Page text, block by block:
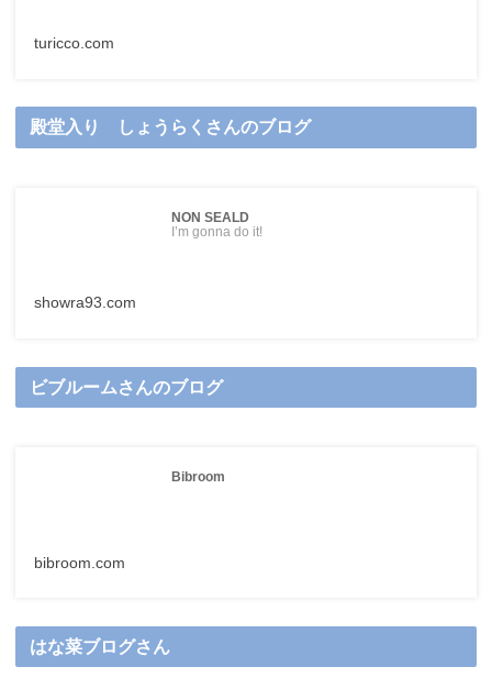
turicco.com
殿堂入り しょうらくさんのブログ
NON SEALD
I’m gonna do it!
showra93.com
ビブルームさんのブログ
Bibroom
bibroom.com
はな菜ブログさん